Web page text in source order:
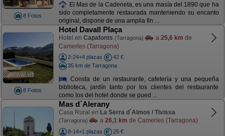
8 Fotos
El Mas de la Cadeneta, es una masía del 1890 que ha
sido completamente restaurada manteniendo su encanto
original, dispone de una amplia fin ...
8 Fotos
Hotel Davall Plaça
Hotel en Capafonts (Tarragona) a 25,6 km de
Camerles (Tarragona)
2-24+4 plazas
42 €
35 km de Tarragona
Consta de un restaurante, cafetería y una pequeña
biblioteca, jardín tanto por los clientes del restaurante
como los del hotel donde se pued ...
Mas d´Alerany
Casa Rural en La Serra d´Almos / Tivissa
(Tarragona) a 26,1 km de Camerles (Tarragona)
8-14+1 plazas
25 €